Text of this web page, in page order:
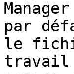
par
le
travail